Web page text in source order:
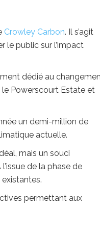
Crowley Carbon. Il s’agit
le public sur l’impact
dédié au
le Powerscourt Estate et
un demi-million de
actuelle.
mais un souci
de la phase de
permettant aux